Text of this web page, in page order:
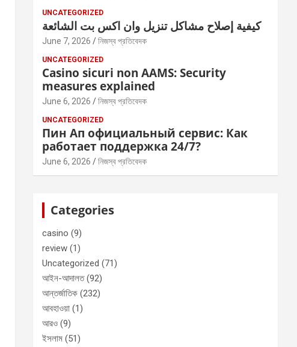
UNCATEGORIZED
كيفية إصلاح مشاكل تنزيل وان اكس بت الشائعة
June 7, 2026 নিজস্ব প্রতিবেদক
UNCATEGORIZED
Casino sicuri non AAMS: Security
measures explained
June 6, 2026 নিজস্ব প্রতিবেদক
UNCATEGORIZED
Пин Ап официальный сервис: Как
работает поддержка 24/7?
June 6, 2026 নিজস্ব প্রতিবেদক
Categories
casino (9)
review (1)
Uncategorized (71)
আইন-আদালত(92)
আন্তর্জাতিক (232)
আবহাওয়া (1)
আরও (9)
ইসলাম (51)